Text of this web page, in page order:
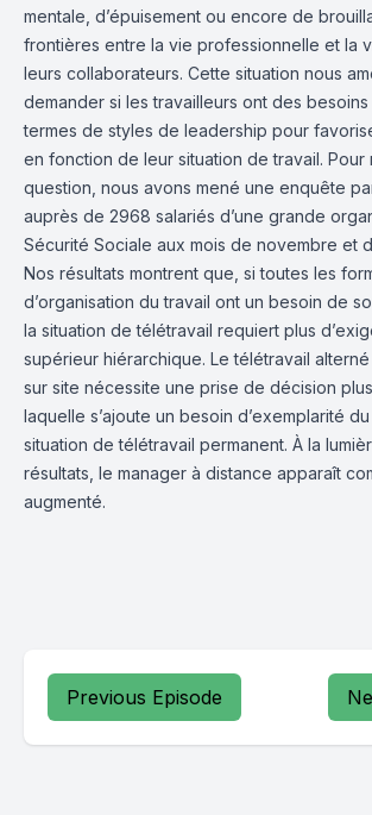
mentale, d’épuisement ou encore de
frontières entre la vie professionnelle et la
leurs collaborateurs. Cette situation nous
demander si les travailleurs ont des
termes de styles de leadership pour
en fonction de leur situation de travail.
question, nous avons mené une enquête
auprès de 2968 salariés d’une grande
Sécurité Sociale aux mois de novembre et
Nos résultats montrent que, si toutes les
d’organisation du travail ont un besoin de
la situation de télétravail requiert plus
supérieur hiérarchique. Le télétravail
sur site nécessite une prise de décision
laquelle s’ajoute un besoin d’exemplarité
situation de télétravail permanent. À la
résultats, le manager à distance apparaît
augmenté.
Previous Episode